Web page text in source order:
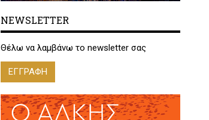
NEWSLETTER
Θέλω να λαμβάνω το newsletter σας
ΕΓΓΡΑΦΗ